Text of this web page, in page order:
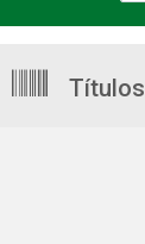
Títulos